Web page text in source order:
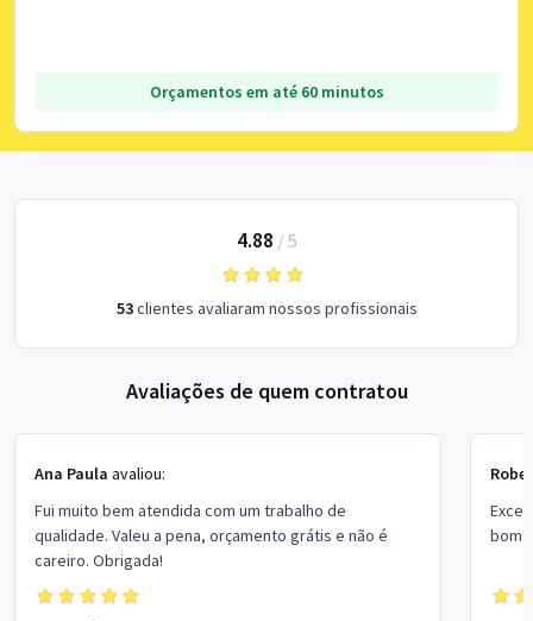
Orçamentos em até 60 minutos
4.88 / 5
53clientes avaliaram nossos profissionais
Avaliações de quem contratou
Ana Paula avaliou:
Fui muito bem atendida com um trabalho de
qualidade. Valeu a pena, orçamento grátis e não é
careiro. Obrigada!
bom